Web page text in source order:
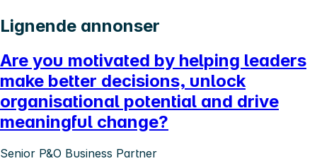
Lignende annonser
Are you motivated by helping leaders
make better decisions, unlock
organisational potential and drive
meaningful change?
Senior P&O Business Partner